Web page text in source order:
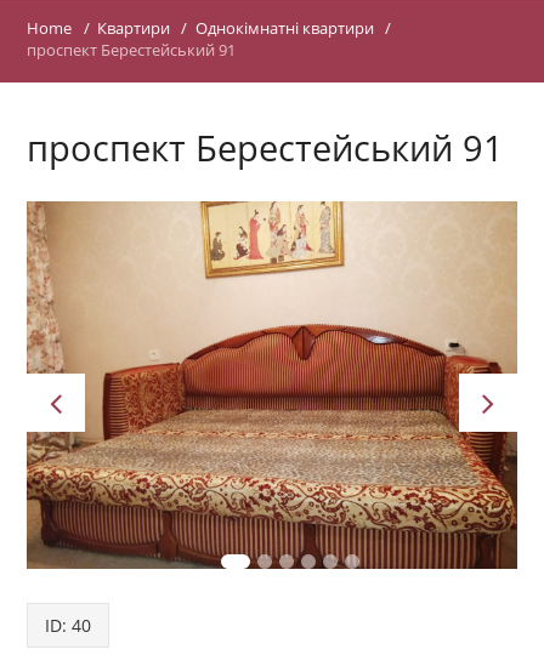
+380977333727
+380635372727
Home Квартири
Однокімнатні квартири
проспект Берестейський 91
проспект Берестейський 91
ID: 40